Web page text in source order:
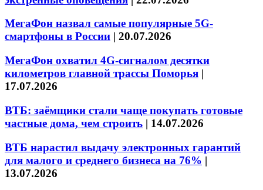
МегаФон назвал самые популярные 5G-
смартфоны в России | 20.07.2026
МегаФон охватил 4G-сигналом десятки
километров главной трассы Поморья |
17.07.2026
ВТБ: заёмщики стали чаще покупать готовые
частные дома, чем строить | 14.07.2026
ВТБ нарастил выдачу электронных гарантий
для малого и среднего бизнеса на 76% |
13.07.2026